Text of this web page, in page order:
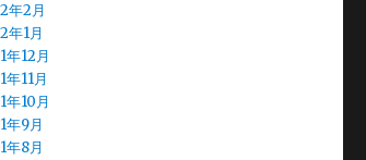
年2月
年1月
年12月
11月
年10月
年9月
年8月